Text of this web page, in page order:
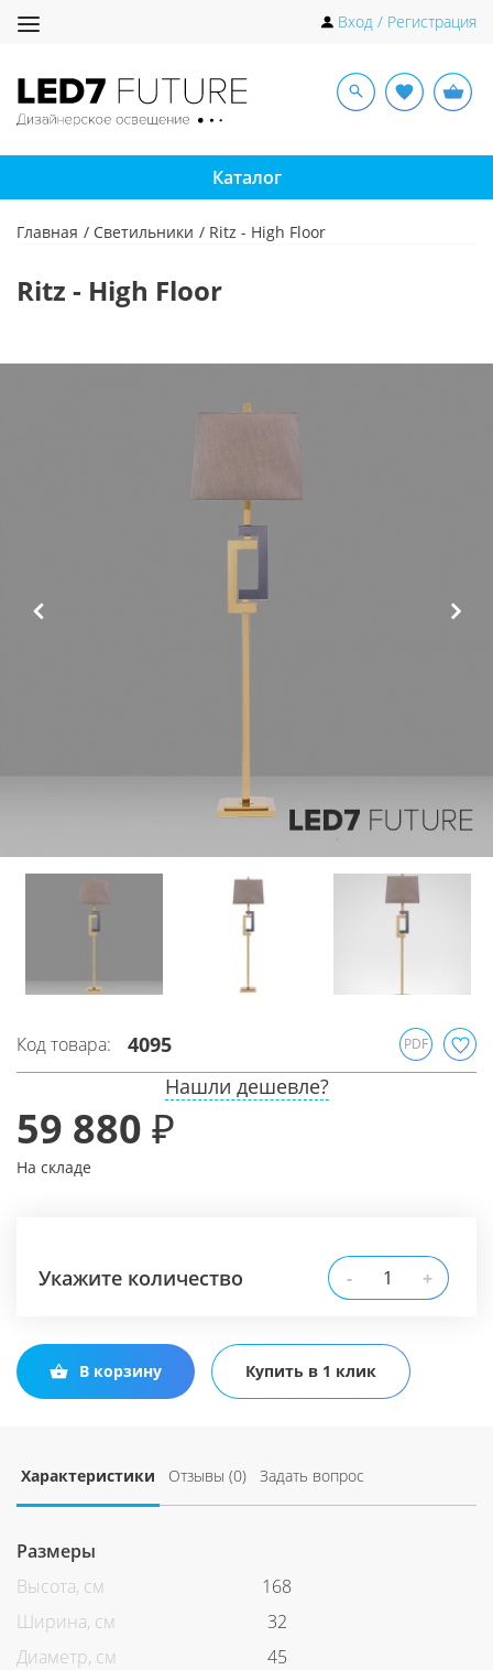
Toggle
Вход / Регистрация
Каталог
Главная Светильники Ritz - High Floor
Ritz - High Floor
Код товара: 4095 PDF
59 880 ₽
На складе
Нашли дешевле?
Укажите количество - +
В корзину Купить в 1 клик
Характеристики Отзывы (0) Задать вопрос
Размеры
Высота, см
168
Ширина, см
32
Диаметр, см
45